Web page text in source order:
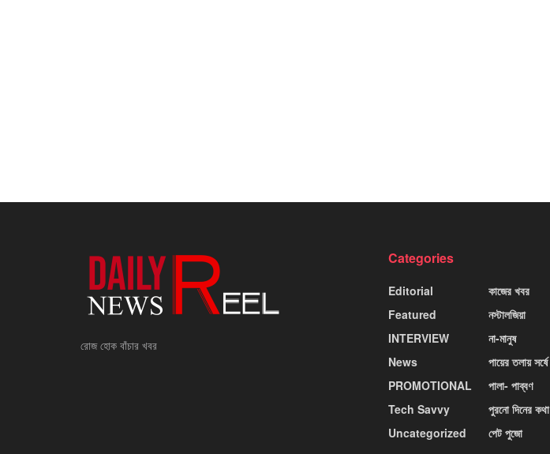
রোজ হোক বাঁচার খবর
Categories
Editorial
Featured
INTERVIEW
News
PROMOTIONAL
Tech Savvy
Uncategorized
কাজের খবর
নস্টালজিয়া
না-মানুষ
পায়ের তলায় সর্ষে
পালা- পাব্বণ
পুরনো দিনের কথা
পেট পুজো